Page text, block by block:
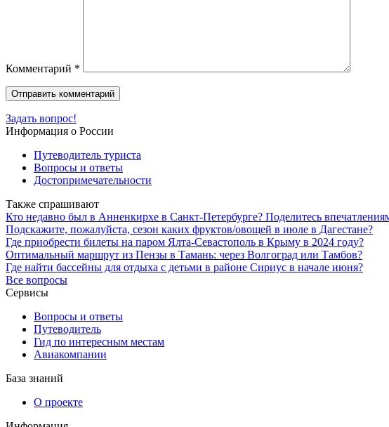
Комментарий *
Задать вопрос!
Информация о России
Путеводитель туриста
Вопросы и ответы
Достопримечательности
Также спрашивают
Кто недавно был в Анненкирхе в Санкт-Петербурге? Поделитесь
Подскажите, пожалуйста, сезон каких фруктов/овощей в июле в Дагестане?
Где приобрести билеты на паром Ялта-Севастополь в Крыму в 2024 году?
Оптимальный маршрут из Пензы в Тамань: через Волгоград или Тамбов?
Где найти бассейны для отдыха с детьми в районе Сириус в начале июня?
Все вопросы
Сервисы
Вопросы и ответы
Путеводитель
Гид по интересным местам
Авиакомпании
База знаний
О проекте